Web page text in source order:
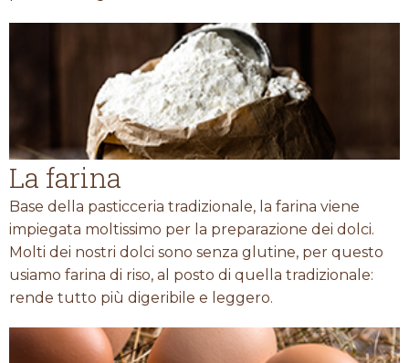
La farina
Base della pasticceria tradizionale, la farina viene
impiegata moltissimo per la preparazione dei dolci.
Molti dei nostri dolci sono senza glutine, per questo
usiamo farina di riso, al posto di quella tradizionale:
rende tutto più digeribile e leggero.